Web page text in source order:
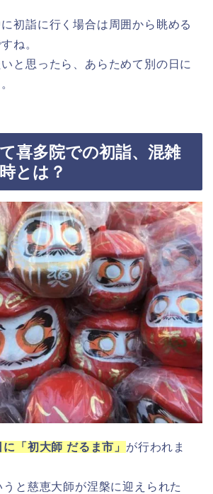
初詣に行く場合は周囲から眺める
ね。
と思ったら、あらためて別の日に
喜多院での初詣、混雑
とは？
「初大師 だるま市」 が行われま
と慈恵大師が涅槃に迎えられた